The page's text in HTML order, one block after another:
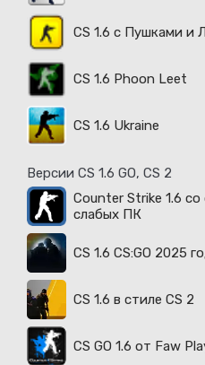
CS 1.6 с Пушками и
CS 1.6 Phoon Leet
CS 1.6 Ukraine
Версии CS 1.6 GO, CS 2
Counter Strike 1.6 со
слабых ПК
CS 1.6 CS:GO 2025
CS 1.6 в стиле CS 2
CS GO 1.6 от Faw